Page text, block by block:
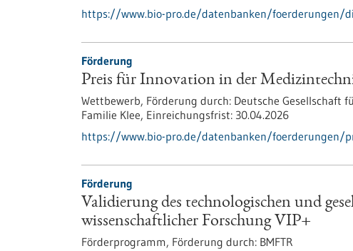
https://www.bio-pro.de/datenbanken/foerderungen/
Förderung
Preis für Innovation in der
Wettbewerb, Förderung durch: Deutsche Gesellschaft
Familie Klee, Einreichungsfrist: 30.04.2026
https://www.bio-pro.de/datenbanken/foerderungen/
Förderung
Validierung des technologischen und
wissenschaftlicher Forschung VIP+
Förderprogramm, Förderung durch: BMFTR